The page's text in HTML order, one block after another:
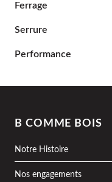
Ferrage
Serrure
Performance
B COMME BOIS
Notre Histoire
Nos engagements